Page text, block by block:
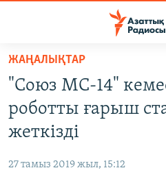
Skip
main
content
Skip
to
main
ЖАҢАЛЫҚТАР
САЯСАТ
AZATTYQTV
АДАМ ҚҰҚЫҚТАРЫ
ЖАҢАЛЫҚТАР
"Союз МС-14"
роботты ғарыш
жеткізді
27 тамыз 2019 жыл, 15:12